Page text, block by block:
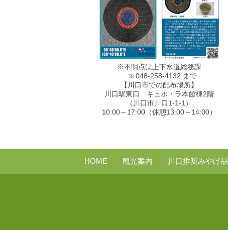
※不明点は上下水道総務課
℡048-258-4132 まで
【川口市での配布場所】
川口駅東口 キュポ・ラ本館棟2階
（川口市川口1-1-1）
10:00～17:00（休憩13:00～14:00）
HOME 観光案内 川口推奨みやげ品